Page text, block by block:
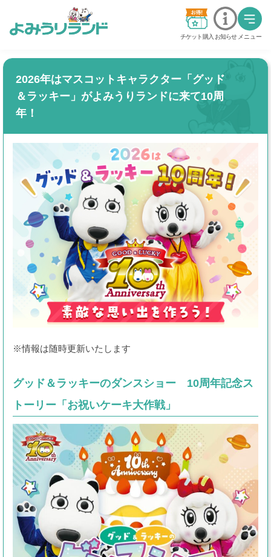
チケット購入 お知らせ メニュー
料金・チケット
営業時間・カレンダー
交通アクセス
アトラクション
グッジョバ!!
イベント
ステージショー
アシカショー
レストラン・ショップ
アトラクション待ち時間
ゴンドラ運行状況
よみランCLUBで
チケット購入
お得な会員特典!
2026年はマスコットキャラクター「グッド
＆ラッキー」がよみうりランドに来て10周
年！
※情報は随時更新いたします
グッド＆ラッキーのダンスショー 10周年記念ス
トーリー「お祝いケーキ大作戦」